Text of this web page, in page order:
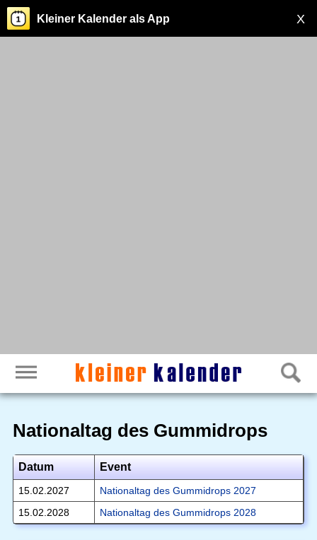
X
Kleiner Kalender als App
Nationaltag des Gummidrops
Datum Event
15.02.2027
Nationaltag des Gummidrops 2027
15.02.2028
Nationaltag des Gummidrops 2028